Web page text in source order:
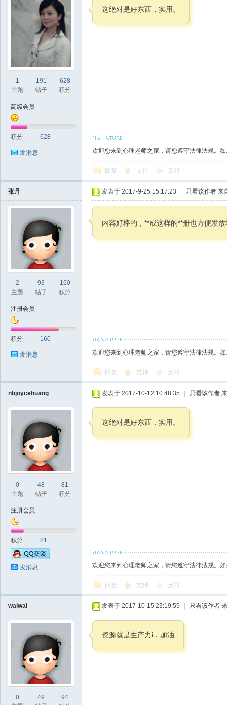
1
主题
191
帖子
628
积分
高级会员
积分 628
发消息
这绝对是好东西，实用。
欢迎您来到心理老师之家，请您遵守法律法规。
回复 支持 反对
张丹
2
主题
93
帖子
160
积分
注册会员
积分 160
发消息
发表于 2017-9-25 15:17:23 只看该作者 来
内容好棒的，**成这样的**册也方便发
欢迎您来到心理老师之家，请您遵守法律法规。
回复 支持 反对
nbjoycehuang
0
主题
48
帖子
81
积分
注册会员
积分 81
发消息
发表于 2017-10-12 10:48:35 只看该作者
这绝对是好东西，实用。
欢迎您来到心理老师之家，请您遵守法律法规。
回复 支持 反对
waiwai
0
49
94
发表于 2017-10-15 23:19:59 只看该作者
资源就是生产力i，加油